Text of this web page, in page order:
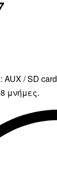
/ SD
μνήμες.